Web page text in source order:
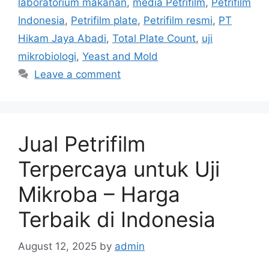
laboratorium makanan, media Petrifilm, Petrifilm
Indonesia, Petrifilm plate, Petrifilm resmi, PT
Hikam Jaya Abadi, Total Plate Count, uji
mikrobiologi, Yeast and Mold
Leave a comment
Jual Petrifilm
Terpercaya untuk Uji
Mikroba – Harga
Terbaik di Indonesia
August 12, 2025 by admin